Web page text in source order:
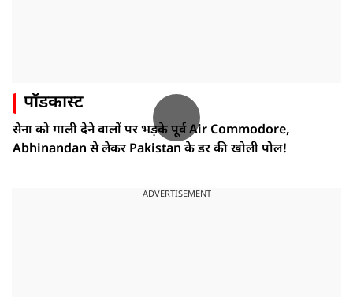
पॉडकास्ट
सेना को गाली देने वालों पर भड़के पूर्व Air Commodore,
Abhinandan से लेकर Pakistan के डर की खोली पोल!
ADVERTISEMENT